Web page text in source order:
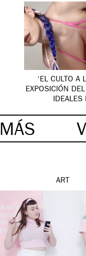
‘EL CULTO A
EXPOSICIÓN
IDEALES
MÁS
ART